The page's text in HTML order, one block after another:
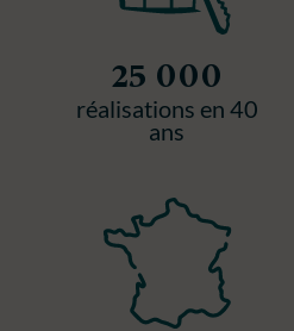
25 000
réalisations en 40
ans